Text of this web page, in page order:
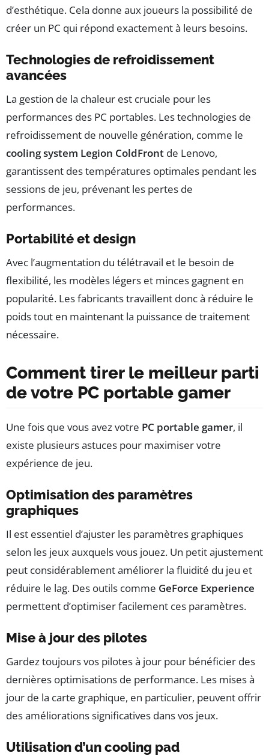
d’esthétique. Cela donne aux joueurs la possibilité de
créer un PC qui répond exactement à leurs besoins.
Technologies de refroidissement
avancées
La gestion de la chaleur est cruciale pour les
performances des PC portables. Les technologies de
refroidissement de nouvelle génération, comme le
cooling system Legion ColdFront de Lenovo,
garantissent des températures optimales pendant les
sessions de jeu, prévenant les pertes de
performances.
Portabilité et design
Avec l’augmentation du télétravail et le besoin de
flexibilité, les modèles légers et minces gagnent en
popularité. Les fabricants travaillent donc à réduire le
poids tout en maintenant la puissance de traitement
nécessaire.
Comment tirer le meilleur parti
de votre PC portable gamer
Une fois que vous avez votre PC portable gamer, il
existe plusieurs astuces pour maximiser votre
expérience de jeu.
Optimisation des paramètres
graphiques
Il est essentiel d’ajuster les paramètres graphiques
selon les jeux auxquels vous jouez. Un petit ajustement
peut considérablement améliorer la fluidité du jeu et
réduire le lag. Des outils comme GeForce Experience
permettent d’optimiser facilement ces paramètres.
Mise à jour des pilotes
Gardez toujours vos pilotes à jour pour bénéficier des
dernières optimisations de performance. Les mises à
jour de la carte graphique, en particulier, peuvent offrir
des améliorations significatives dans vos jeux.
Utilisation d’un cooling pad